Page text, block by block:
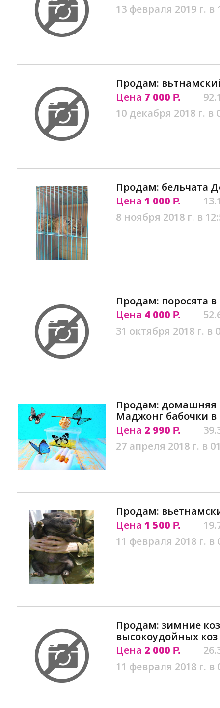
13 февраля 2019 г. в
Продам:
Цена 7 000 Р.
10 декабря 2018 г. в
Продам: бельчата
Цена 1 000 Р.
8 ноября 2018 г. в
Продам: поросята в
Цена 4 000 Р.
31 октября 2018 г. в
Продам: домашняя
Маджонг бабочки в
Цена 2 990 Р.
27 апреля 2018 г. в
Продам:
Цена 1 500 Р.
11 февраля 2018 г. в
Продам: зимние
высокоудойных коз
Цена 2 000 Р.
11 февраля 2018 г. в